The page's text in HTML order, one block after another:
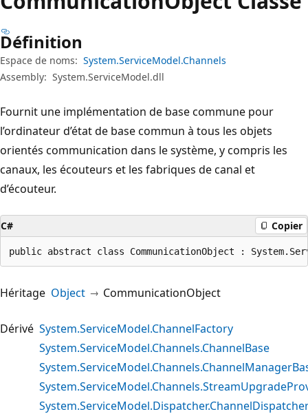
Définition
Espace de noms: System.ServiceModel.Channels
Assembly: System.ServiceModel.dll
Fournit une implémentation de base commune pour
l’ordinateur d’état de base commun à tous les objets
orientés communication dans le système, y compris les
canaux, les écouteurs et les fabriques de canal et
d’écouteur.
C# Copier
public abstract class CommunicationObject :
Héritage Object CommunicationObject
Dérivé System.ServiceModel.ChannelFactory
System.ServiceModel.Channels.ChannelBase